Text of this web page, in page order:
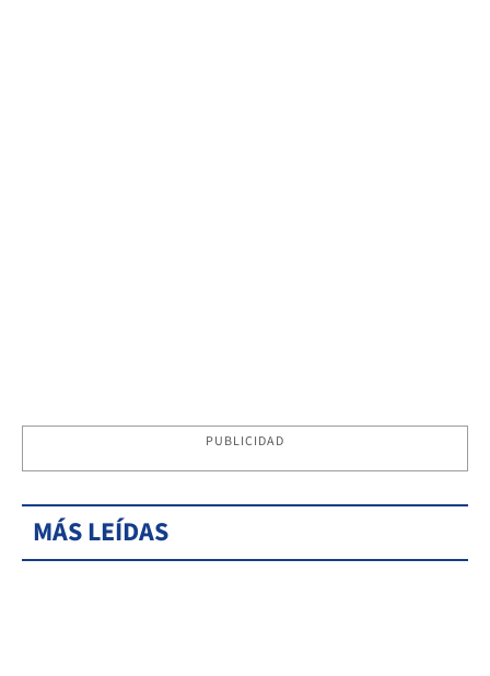
PUBLICIDAD
MÁS LEÍDAS